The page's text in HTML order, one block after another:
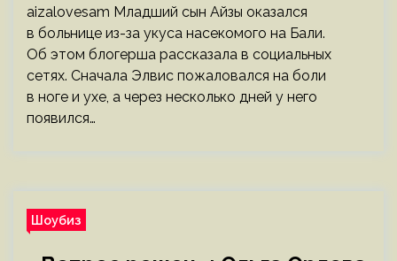
aizalovesam Младший сын Айзы оказался
в больнице из-за укуса насекомого на Бали.
Об этом блогерша рассказала в социальных
сетях. Сначала Элвис пожаловался на боли
в ноге и ухе, а через несколько дней у него
появился…
Шоубиз